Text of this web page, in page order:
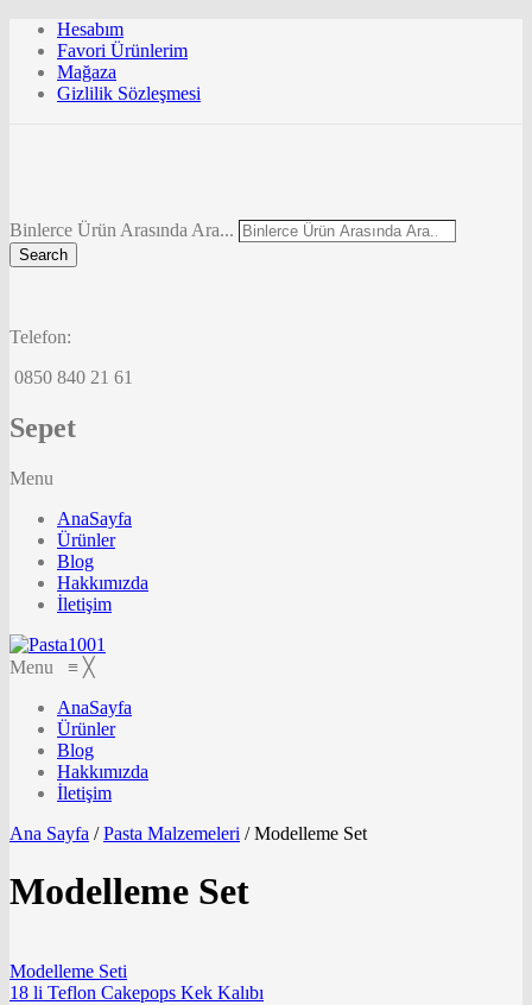
Hesabım
Favori Ürünlerim
Mağaza
Gizlilik Sözleşmesi
Binlerce Ürün Arasında Ara...
Search
Telefon:
0850 840 21 61
Sepet
Menu
AnaSayfa
Ürünler
Blog
Hakkımızda
İletişim
Menu ≡ ╳
AnaSayfa
Ürünler
Blog
Hakkımızda
İletişim
Ana Sayfa / Pasta Malzemeleri /Modelleme Set
Modelleme Set
Modelleme Seti
18 li Teflon Cakepops Kek Kalıbı